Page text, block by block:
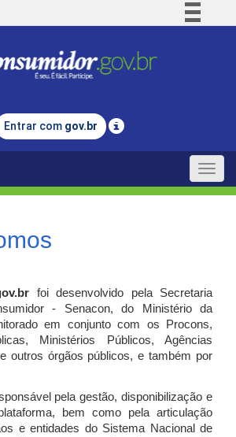
Comunica BR
Legislação
Entrar com gov.br
Toggle
foi desenvolvido pela Secretaria
- Senacon, do Ministério da
em conjunto com os Procons,
Ministérios Públicos, Agências
outros órgãos públicos, e também por
pela gestão, disponibilização e
bem como pela articulação
e entidades do Sistema Nacional de